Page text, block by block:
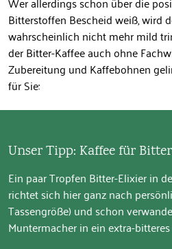
Bitterstoffen Bescheid weiß, wird
wahrscheinlich nicht mehr mild
der Bitter-Kaffee auch ohne
Zubereitung und Kaffebohnen
für Sie:
Unser Tipp: Kaffee für
Ein paar Tropfen Bitter-Elixier in
richtet sich hier ganz nach
Tassengröße) und schon
Muntermacher in ein extra-